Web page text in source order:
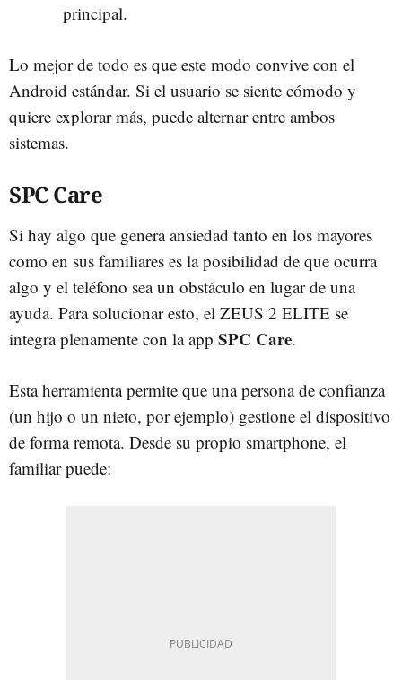
principal.
Lo mejor de todo es que este modo convive con el
Android estándar. Si el usuario se siente cómodo y
quiere explorar más, puede alternar entre ambos
sistemas.
SPC Care
Si hay algo que genera ansiedad tanto en los mayores
como en sus familiares es la posibilidad de que ocurra
algo y el teléfono sea un obstáculo en lugar de una
ayuda. Para solucionar esto, el ZEUS 2 ELITE se
integra plenamente con la app SPC Care.
Esta herramienta permite que una persona de confianza
(un hijo o un nieto, por ejemplo) gestione el dispositivo
de forma remota. Desde su propio smartphone, el
familiar puede: